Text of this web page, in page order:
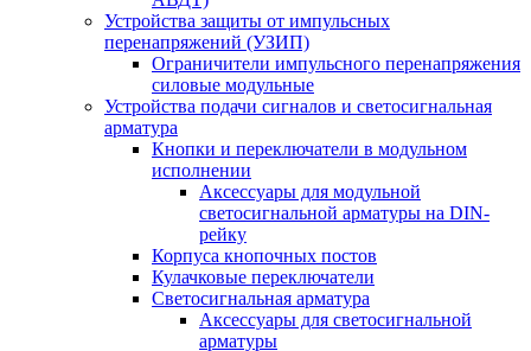
Устройства защиты от импульсных
перенапряжений (УЗИП)
Ограничители импульсного перенапряжения
силовые модульные
Устройства подачи сигналов и светосигнальная
арматура
Кнопки и переключатели в модульном
исполнении
Аксессуары для модульной
светосигнальной арматуры на DIN-
рейку
Корпуса кнопочных постов
Кулачковые переключатели
Светосигнальная арматура
Аксессуары для светосигнальной
арматуры